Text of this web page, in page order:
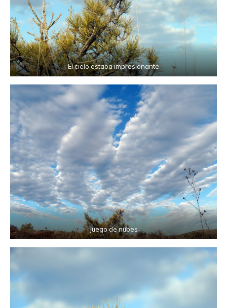
El cielo estaba impresionante
Juego de nubes